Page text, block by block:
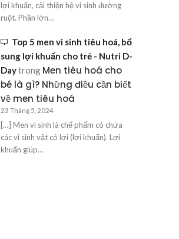
lợi khuẩn, cải thiện hệ vi sinh đường
ruột. Phần lớn…
Top 5 men vi sinh tiêu hoá, bổ
sung lợi khuẩn cho trẻ - Nutri D-
Daytrong Men tiêu hoá cho
bé là gì? Những điều cần biết
về men tiêu hoá
23 Tháng 5, 2024
[…] Men vi sinh là chế phẩm có chứa
các vi sinh vật có lợi (lợi khuẩn). Lợi
khuẩn giúp…